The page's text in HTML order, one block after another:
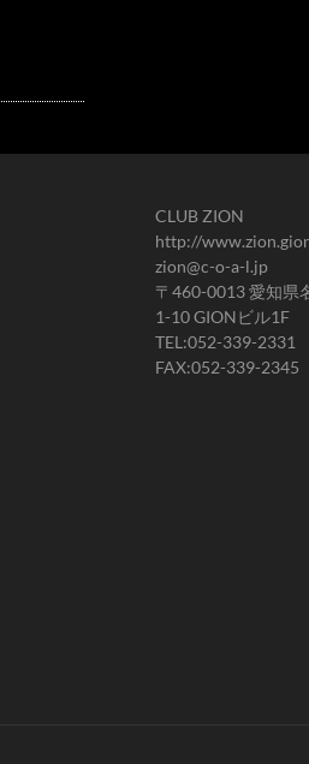
CLUB ZION
http://
zion@c-o-a-l.jp
〒460-0013 愛知県
1-10 GIONビル1F
TEL:052-339-2331
FAX:052-339-2345